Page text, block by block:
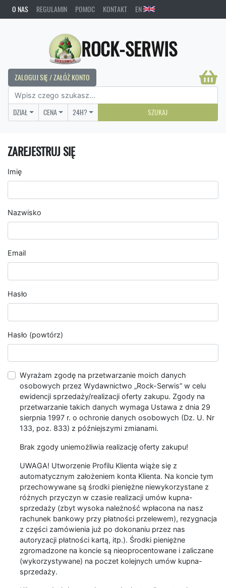
O NAS REGULAMIN POMOC KONTAKT EN
ROCK-SERWIS
ZALOGUJ SIĘ / ZAŁÓŻ KONTO
DZIAŁ CENA 24H? SZUKAJ
ZAREJESTRUJ SIĘ
Imię
Nazwisko
Email
Hasło
Hasło (powtórz)
Wyrażam zgodę na przetwarzanie moich danych
osobowych przez Wydawnictwo „Rock-Serwis” w celu
ewidencji sprzedaży/realizacji oferty zakupu. Zgody na
przetwarzanie takich danych wymaga Ustawa z dnia 29
sierpnia 1997 r. o ochronie danych osobowych (Dz. U. Nr
133, poz. 833) z późniejszymi zmianami.
Brak zgody uniemożliwia realizację oferty zakupu!
UWAGA! Utworzenie Profilu Klienta wiąże się z
automatycznym założeniem konta Klienta. Na koncie tym
przechowywane są środki pieniężne niewykorzystane z
różnych przyczyn w czasie realizacji umów kupna-
sprzedaży (zbyt wysoka należność wpłacona na nasz
rachunek bankowy przy płatności przelewem), rezygnacja
z części zamówienia już po dokonaniu przez nas
autoryzacji płatności kartą, itp.). Środki pieniężne
zgromadzone na koncie są nieoprocentowane i zaliczane
(wykorzystywane) na poczet kolejnych umów kupna-
sprzedaży.